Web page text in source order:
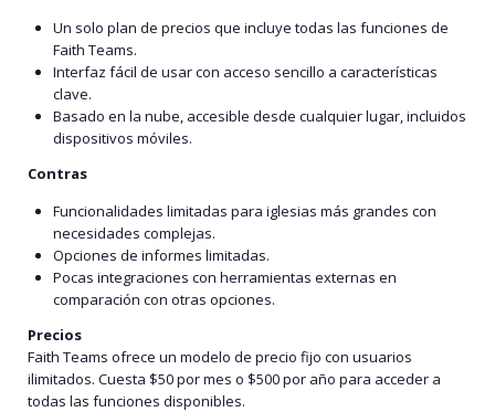
Un solo plan de precios que incluye todas las funciones de
Faith Teams.
Interfaz fácil de usar con acceso sencillo a características
clave.
Basado en la nube, accesible desde cualquier lugar, incluidos
dispositivos móviles.
Contras
Funcionalidades limitadas para iglesias más grandes con
necesidades complejas.
Opciones de informes limitadas.
Pocas integraciones con herramientas externas en
comparación con otras opciones.
Precios
Faith Teams ofrece un modelo de precio fijo con usuarios
ilimitados. Cuesta $50 por mes o $500 por año para acceder a
todas las funciones disponibles.